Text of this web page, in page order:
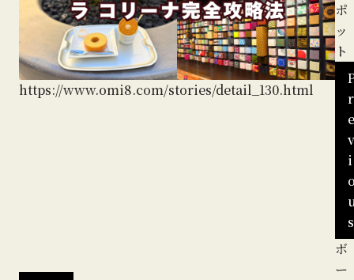
https://www.omi8.com/stories/detail_130.html
ポ
ッ
ト
r
e
v
i
s
ボ
ー